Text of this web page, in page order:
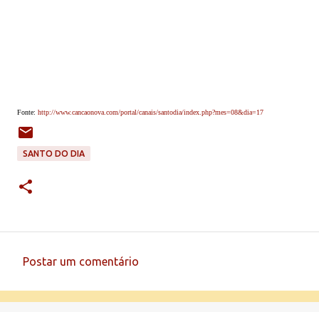
Fonte: http://www.cancaonova.com/portal/canais/santodia/index.php?mes=08&dia=17
SANTO DO DIA
Postar um comentário